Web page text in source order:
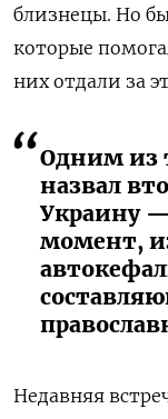
близнецы. Но
которые
них отдали за
Одним из
назвал
Украину
момент,
Недавняя